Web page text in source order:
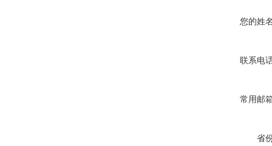
您的姓
联系电
常用邮
省